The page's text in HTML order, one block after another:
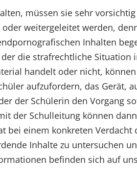
müssen sie sehr
weitergeleitet werden,
Inhalten
die strafrechtliche
handelt oder nicht,
aufzufordern, das Gerät,
der Schülerin den Vorgang
der Schulleitung können
einem konkreten
Inhalte zu untersuchen
befinden sich auf